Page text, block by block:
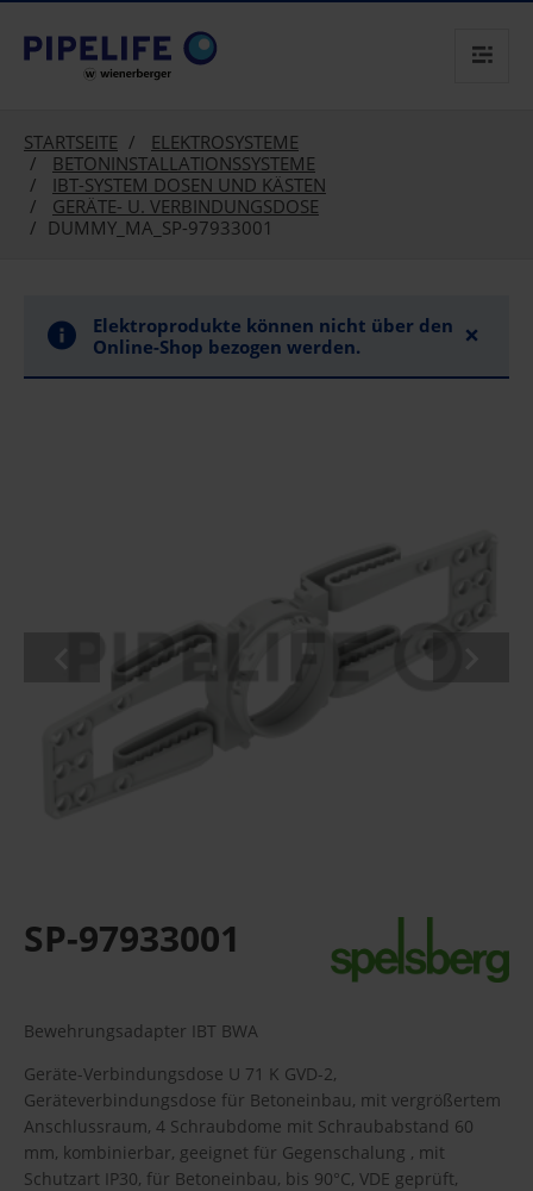
text.skipToContent
text.skipToNavigation
STARTSEITE
ELEKTROSYSTEME
BETONINSTALLATIONSSYSTEME
IBT-SYSTEM DOSEN UND KÄSTEN
GERÄTE- U. VERBINDUNGSDOSE
DUMMY_MA_SP-97933001
Elektroprodukte können nicht über den
Online-Shop bezogen werden.
×
SP-97933001
Bewehrungsadapter IBT BWA
Geräte-Verbindungsdose U 71 K GVD-2,
Geräteverbindungsdose für Betoneinbau, mit vergrößertem
Anschlussraum, 4 Schraubdome mit Schraubabstand 60
mm, kombinierbar, geeignet für Gegenschalung , mit
Schutzart IP30, für Betoneinbau, bis 90°C, VDE geprüft,